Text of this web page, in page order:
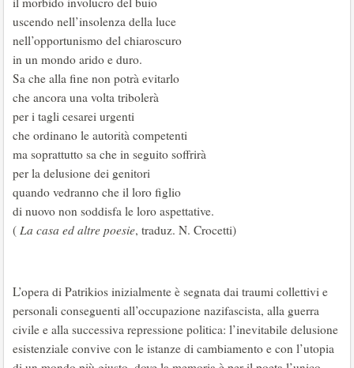
uscendo nell’insolenza della luce
nell’opportunismo del chiaroscuro
in un mondo arido e duro.
Sa che alla fine non potrà evitarlo
che ancora una volta tribolerà
per i tagli cesarei urgenti
che ordinano le autorità competenti
ma soprattutto sa che in seguito soffrirà
per la delusione dei genitori
quando vedranno che il loro figlio
di nuovo non soddisfa le loro aspettative.
( La casa ed altre poesie, traduz. N. Crocetti)
L’opera di Patrikios inizialmente è segnata dai traumi collettivi e
personali conseguenti all’occupazione nazifascista, alla guerra
civile e alla successiva repressione politica: l’inevitabile delusione
esistenziale convive con le istanze di cambiamento e con l’utopia